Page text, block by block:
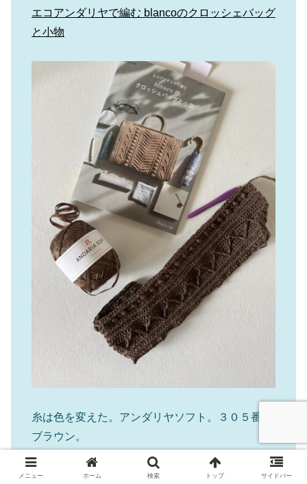
エコアンダリヤで編む blancoのクロッシェバッグ
と小物
糸は色を変えた。アンダリヤソフト。３０５番の
ブラウン。
これもAmazonで。
↓
メニュー ホーム 検索 トップ サイドバー